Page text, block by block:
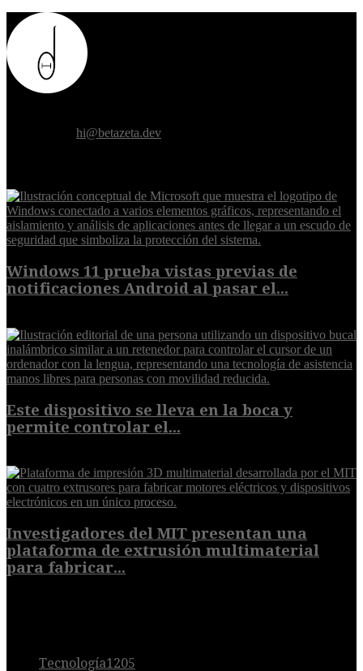
hi@betazeta.dev
Windows 11 prueba vistas previas de
notificaciones Android al pasar el...
Este dispositivo se lleva en la boca y
permite controlar el...
Investigadores del MIT presentan una
plataforma de extrusión multimaterial
para fabricar...
Tecnología1205